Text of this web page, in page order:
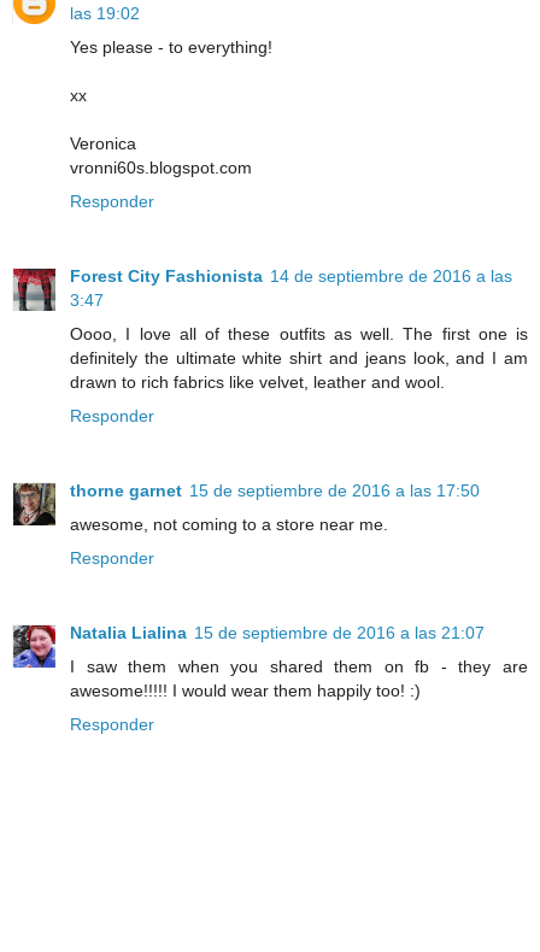
las 19:02
Yes please - to everything!
xx
Veronica
vronni60s.blogspot.com
Responder
Forest City Fashionista 14 de septiembre de 2016 a las
3:47
Oooo, I love all of these outfits as well. The first one is
definitely the ultimate white shirt and jeans look, and I am
drawn to rich fabrics like velvet, leather and wool.
Responder
thorne garnet 15 de septiembre de 2016 a las 17:50
awesome, not coming to a store near me.
Responder
Natalia Lialina 15 de septiembre de 2016 a las 21:07
I saw them when you shared them on fb - they are
awesome!!!!! I would wear them happily too! :)
Responder